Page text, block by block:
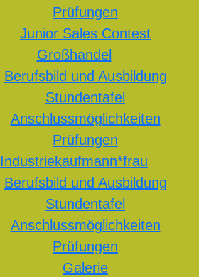
Prüfungen
Junior Sales Contest
Großhandel
Berufsbild und Ausbildung
Stundentafel
Anschlussmöglichkeiten
Prüfungen
Industriekaufmann*frau
Berufsbild und Ausbildung
Stundentafel
Anschlussmöglichkeiten
Prüfungen
Galerie